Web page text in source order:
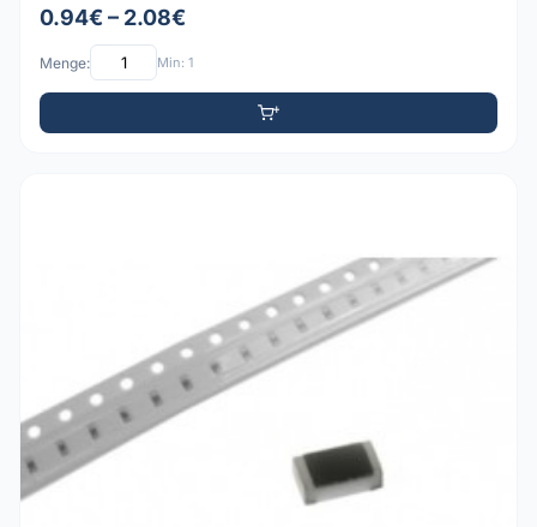
0.94€ – 2.08€
Menge: Min: 1